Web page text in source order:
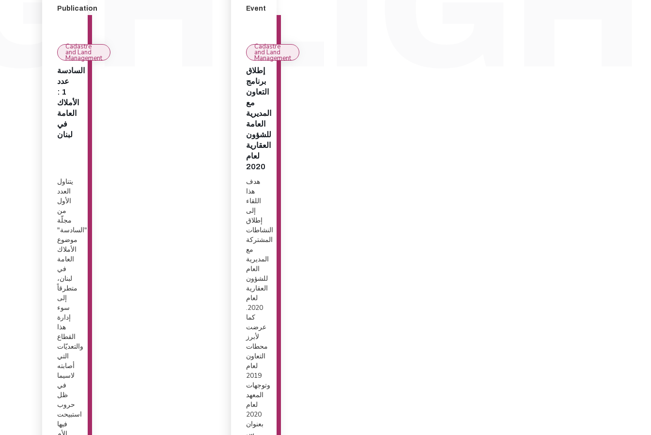
Publication
Cadastre
and Land
Management
السادسة
عدد
1 :
الأملاك
العامة
في
لبنان
يتناول
العدد
الأول
من
مجلّة
"السادسة"
موضوع
الأملاك
العامة
في
لبنان،
متطرقاً
إلى
سوء
إدارة
هذا
القطاع
والتعديّات
التي
أصابته
لاسيما
في
ظل
حروب
استبيحت
فيها
Event
Cadastre
and Land
Management
إطلاق
برنامج
التعاون
مع
المديرية
العامة
للشؤون
العقارية
لعام
2020
هدف
هذا
اللقاء
إلى
إطلاق
النشاطات
المشتركة
مع
المديرية
العام
للشؤون
العقارية
لعام
2020.
كما
عرضت
لأبرز
محطات
التعاون
لعام
2019
وتوجهات
المعهد
لعام
2020
بعنوان